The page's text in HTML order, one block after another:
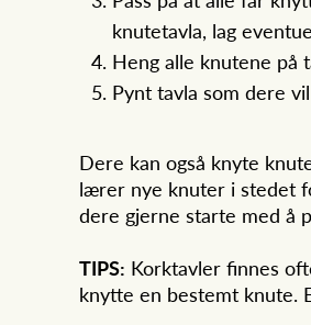
knutetavla, lag
Heng alle knutene på
Pynt tavla som dere
Dere kan også knyte
lærer nye knuter i stedet
dere gjerne starte med å
TIPS: Korktavler finnes
knytte en bestemt knute.